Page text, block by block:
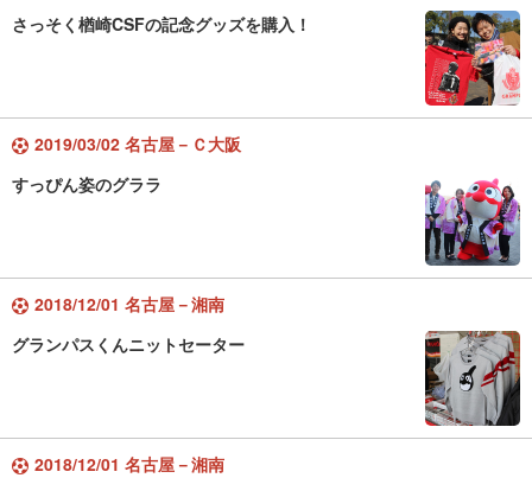
さっそく楢崎CSFの記念グッズを購入！
2019/03/02 名古屋－Ｃ大阪
すっぴん姿のグララ
2018/12/01 名古屋－湘南
グランパスくんニットセーター
2018/12/01 名古屋－湘南